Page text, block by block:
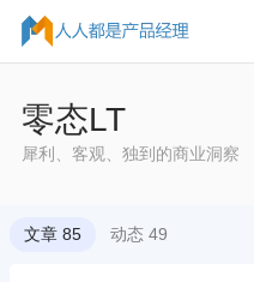
零态LT
犀利、客观、独到的商业洞察
文章 85 动态 49